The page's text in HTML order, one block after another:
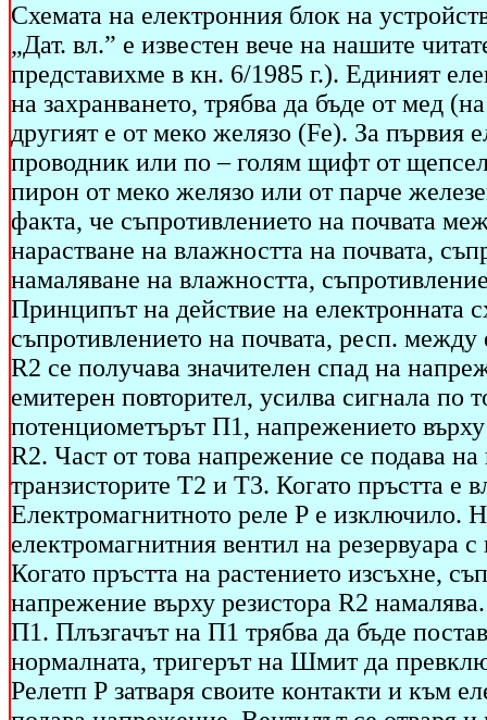
Схемата на електронния блок на
„Дат. вл.” е известен вече на нашите
представихме в кн. 6/1985 г.). Единият
на захранването, трябва да бъде от мед
другият е от меко желязо (Fe). За първия
проводник или по – голям щифт от
пирон от меко желязо или от парче
факта, че съпротивлението на почвата
нарастване на влажността на почвата,
намаляване на влажността,
Принципът на действие на електронната
съпротивлението на почвата, респ.
R2 се получава значителен спад на
емитерен повторител, усилва сигнала по
потенциометърът П1, напрежението
R2. Част от това напрежение се подава
транзисторите Т2 и Т3. Когато пръстта е
Електромагнитното реле Р е изключило.
електромагнитния вентил на резервуара
Когато пръстта на растението изсъхне,
напрежение върху резистора R2
П1. Плъзгачът на П1 трябва да бъде
нормалната, тригерът на Шмит да
Релетп Р затваря своите контакти и към